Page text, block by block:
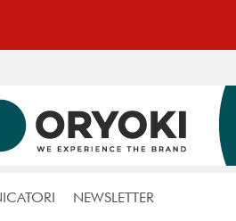
NEWSLETTER